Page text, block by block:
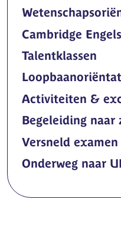
Cambridge Engels
Talentklassen
Activiteiten &
Begeleiding
Versneld
Onderweg naar